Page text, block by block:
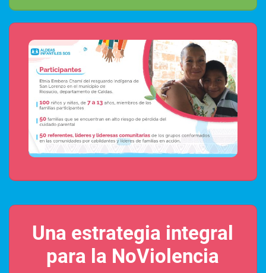
Una estrategia integral
para la NoViolencia